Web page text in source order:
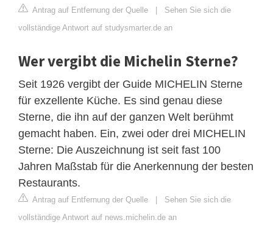
Antrag auf Entfernung der Quelle | Sehen Sie sich die
vollständige Antwort auf studysmarter.de an
Wer vergibt die Michelin Sterne?
Seit 1926 vergibt der Guide MICHELIN Sterne
für exzellente Küche. Es sind genau diese
Sterne, die ihn auf der ganzen Welt berühmt
gemacht haben. Ein, zwei oder drei MICHELIN
Sterne: Die Auszeichnung ist seit fast 100
Jahren Maßstab für die Anerkennung der besten
Restaurants.
Antrag auf Entfernung der Quelle | Sehen Sie sich die
vollständige Antwort auf news.michelin.de an